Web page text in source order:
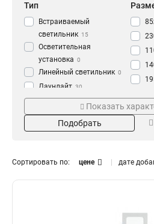
Тип
Встраиваемый
светильник 15
Осветительная
установка 0
Линейный светильник 0
Даунлайт 30
Квадратный 30
Напряжение
Показать
Подобрать
Сортировать по: цене дате